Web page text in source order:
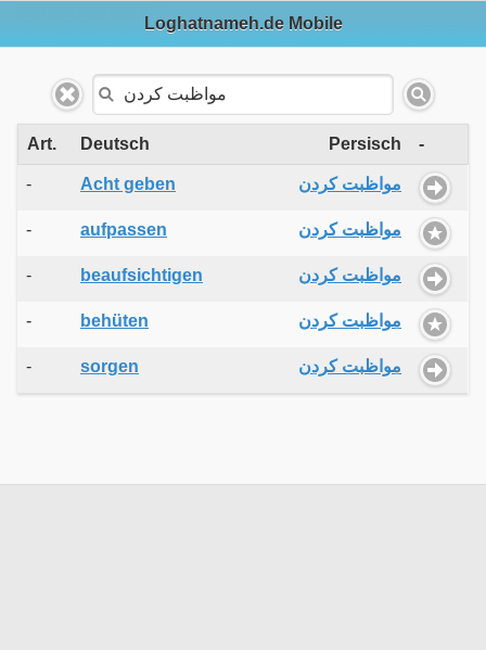
Loghatnameh.de Mobile
Art. Deutsch Persisch -
- Acht geben مواظبت کردن
- aufpassen مواظبت کردن
- beaufsichtigen مواظبت کردن
- behüten مواظبت کردن
- sorgen مواظبت کردن